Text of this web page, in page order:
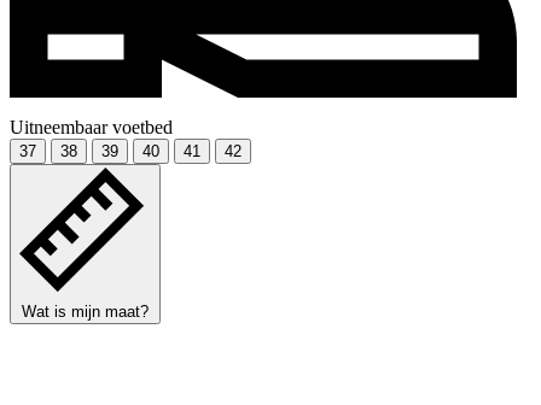
Uitneembaar voetbed
37 38 39 40 41 42
Wat is mijn maat?